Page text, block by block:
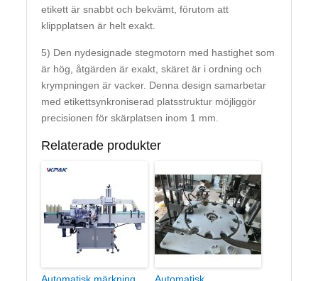
etikett är snabbt och bekvämt, förutom att
klippplatsen är helt exakt.
5) Den nydesignade stegmotorn med hastighet som
är hög, åtgärden är exakt, skäret är i ordning och
krympningen är vacker. Denna design samarbetar
med etikettsynkroniserad platsstruktur möjliggör
precisionen för skärplatsen inom 1 mm.
Relaterade produkter